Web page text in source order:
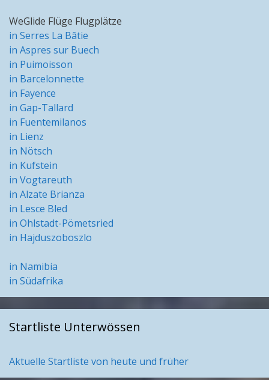
WeGlide Flüge Flugplätze
in Serres La Bâtie
in Aspres sur Buech
in Puimoisson
in Barcelonnette
in Fayence
in Gap-Tallard
in Fuentemilanos
in Lienz
in Nötsch
in Kufstein
in Vogtareuth
in Alzate Brianza
in Lesce Bled
in Ohlstadt-Pömetsried
in Hajduszoboszlo
in Namibia
in Südafrika
Startliste Unterwössen
Aktuelle Startliste von heute und früher